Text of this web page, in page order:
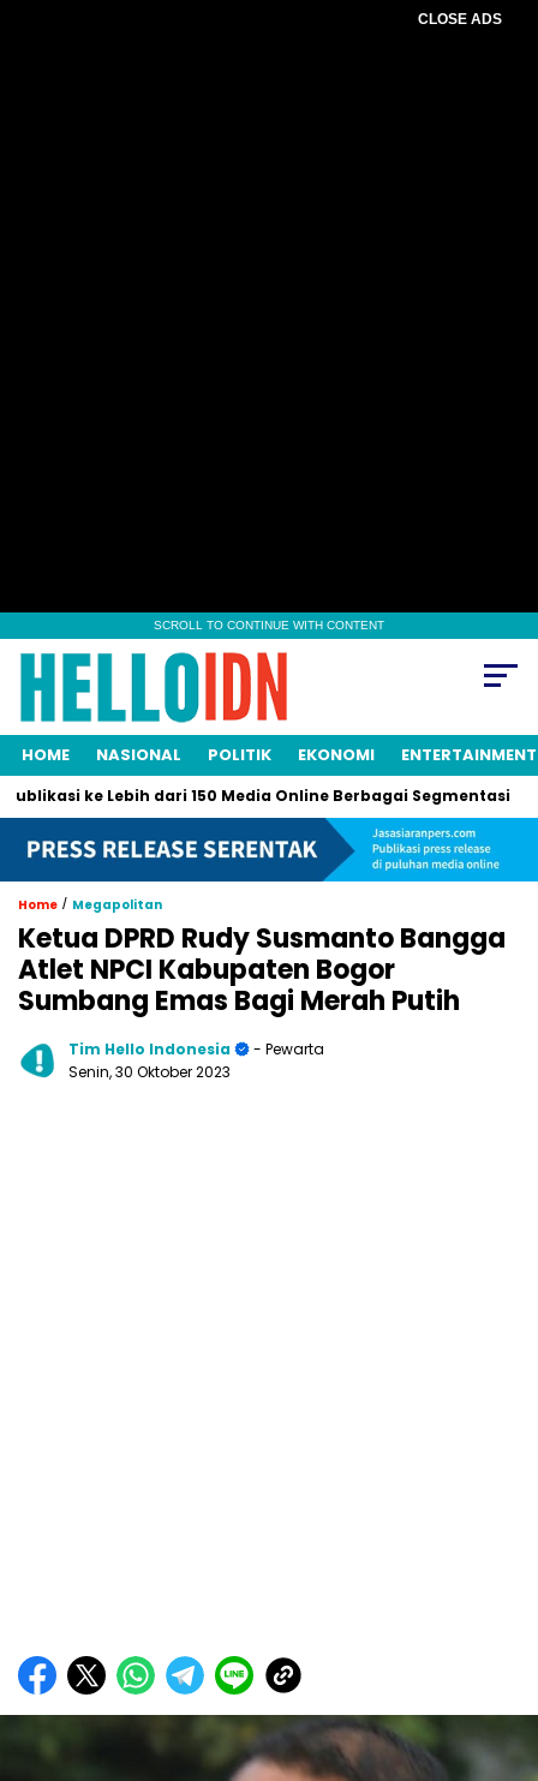
CLOSE ADS
SCROLL TO CONTINUE WITH CONTENT
HOME NASIONAL POLITIK EKONOMI ENTERTAINMENT
ke Lebih dari 150 Media Online Berbagai Segmentasi
Home / Megapolitan
Ketua DPRD Rudy Susmanto Bangga
Atlet NPCI Kabupaten Bogor
Sumbang Emas Bagi Merah Putih
Tim Hello Indonesia
- Pewarta
Senin, 30 Oktober 2023